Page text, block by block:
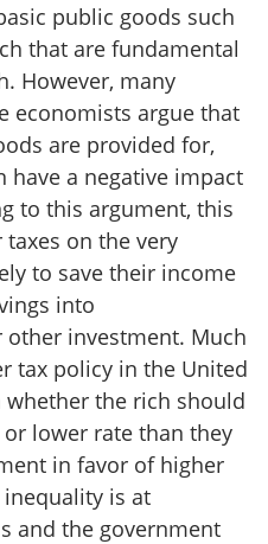
public goods such
that are fundamental
However, many
economists argue that
are provided for,
have a negative impact
to this argument, this
on the very
to save their income
into
investment. Much
tax policy in the United
whether the rich should
lower rate than they
in favor of higher
is at
and the government